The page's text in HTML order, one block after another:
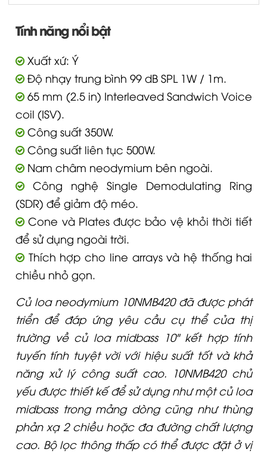
Tính năng nổi bật
Xuất xứ: Ý
Độ nhạy trung bình 99 dB SPL 1W / 1m.
65 mm (2.5 in) Interleaved Sandwich Voice
coil (ISV).
Công suất 350W.
Công suất liên tục 500W.
Nam châm neodymium bên ngoài.
Công nghệ Single Demodulating Ring
(SDR) để giảm độ méo.
Cone và Plates được bảo vệ khỏi thời tiết
để sử dụng ngoài trời.
Thích hợp cho line arrays và hệ thống hai
chiều nhỏ gọn.
Củ loa neodymium 10NMB420 đã được phát
triển để đáp ứng yêu cầu cụ thể của thị
trường về củ loa midbass 10" kết hợp tính
tuyến tính tuyệt vời với hiệu suất tốt và khả
năng xử lý công suất cao. 10NMB420 chủ
yếu được thiết kế để sử dụng như một củ loa
midbass trong mảng dòng cũng như thùng
phản xạ 2 chiều hoặc đa đường chất lượng
cao. Bộ lọc thông thấp có thể được đặt ở vị